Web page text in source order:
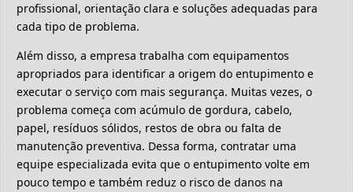
profissional, orientação clara e soluções adequadas para
cada tipo de problema.
Além disso, a empresa trabalha com equipamentos
apropriados para identificar a origem do entupimento e
executar o serviço com mais segurança. Muitas vezes, o
problema começa com acúmulo de gordura, cabelo,
papel, resíduos sólidos, restos de obra ou falta de
manutenção preventiva. Dessa forma, contratar uma
equipe especializada evita que o entupimento volte em
pouco tempo e também reduz o risco de danos na